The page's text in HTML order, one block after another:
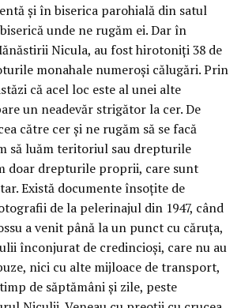
şi în biserica parohială din satul
unde ne rugăm ei. Dar în
Nicula, au fost hirotoniţi 38 de
monahale numeroşi călugări. Prin
că acel loc este al unei alte
un neadevăr strigător la cer. De
către cer şi ne rugăm să se facă
să luăm teritoriul sau drepturile
doar drepturile proprii, care sunt
Există documente însoţite de
de la pelerinajul din 1947, când
a venit până la un punct cu căruţa,
înconjurat de credincioşi, care nu au
nici cu alte mijloace de transport,
de săptămâni şi zile, peste